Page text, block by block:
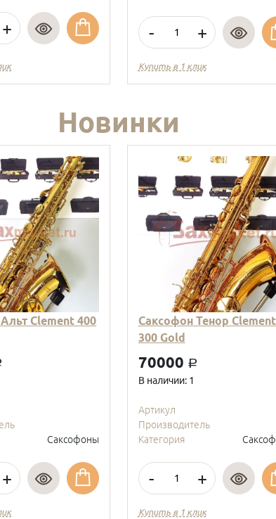
+ - +
Купить в 1 клик
Новинки
Clement 400
Саксофоны
+
Саксофон Тенор Clement
300 Gold
70000 a
В наличии: 1
Артикул
Производитель
Категория
- +
Купить в 1 клик